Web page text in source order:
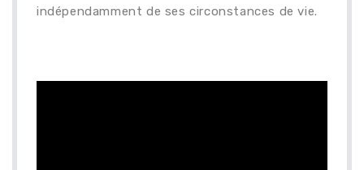
indépendamment de ses circonstances de vie.